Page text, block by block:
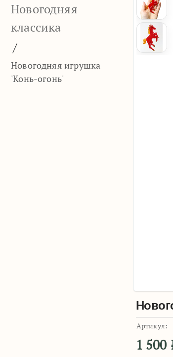
Новогодняя
классика
/
Новогодняя игрушка
'Конь-огонь'
Артикул:
1 500